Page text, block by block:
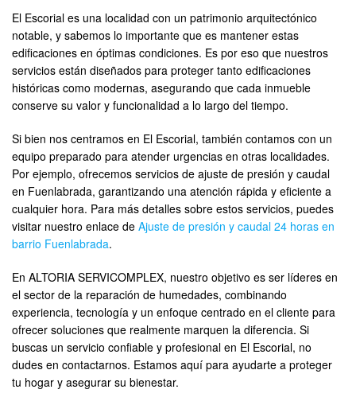
El Escorial es una localidad con un patrimonio arquitectónico
notable, y sabemos lo importante que es mantener estas
edificaciones en óptimas condiciones. Es por eso que nuestros
servicios están diseñados para proteger tanto edificaciones
históricas como modernas, asegurando que cada inmueble
conserve su valor y funcionalidad a lo largo del tiempo.
Si bien nos centramos en El Escorial, también contamos con un
equipo preparado para atender urgencias en otras localidades.
Por ejemplo, ofrecemos servicios de ajuste de presión y caudal
en Fuenlabrada, garantizando una atención rápida y eficiente a
cualquier hora. Para más detalles sobre estos servicios, puedes
visitar nuestro enlace de Ajuste de presión y caudal 24 horas en
barrio Fuenlabrada.
En ALTORIA SERVICOMPLEX, nuestro objetivo es ser líderes en
el sector de la reparación de humedades, combinando
experiencia, tecnología y un enfoque centrado en el cliente para
ofrecer soluciones que realmente marquen la diferencia. Si
buscas un servicio confiable y profesional en El Escorial, no
dudes en contactarnos. Estamos aquí para ayudarte a proteger
tu hogar y asegurar su bienestar.